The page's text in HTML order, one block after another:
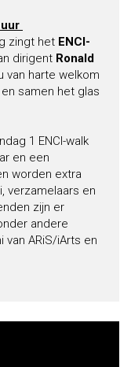
zingt het ENCI-
dirigent Ronald
van harte welkom
samen het glas
1 ENCI-walk
en een
worden extra
verzamelaars en
zijn er
andere
van ARiS/iArts en